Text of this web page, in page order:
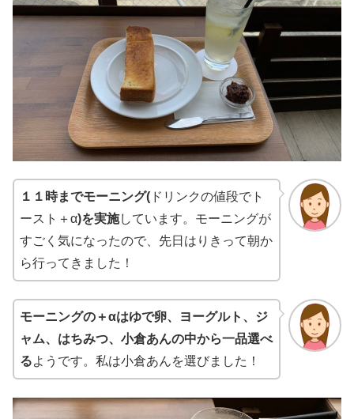
１１時までモーニング( ドリンクの値段でト
ースト＋α)を実施しています。モーニングが
すごく気になったので、先日はりきって朝か
ら行ってきました！
モーニングの＋αはゆで卵、ヨーグルト、ジ
ャム、はちみつ、小倉あんの中から一品選べ
るようです。私は小倉あんを選びました！